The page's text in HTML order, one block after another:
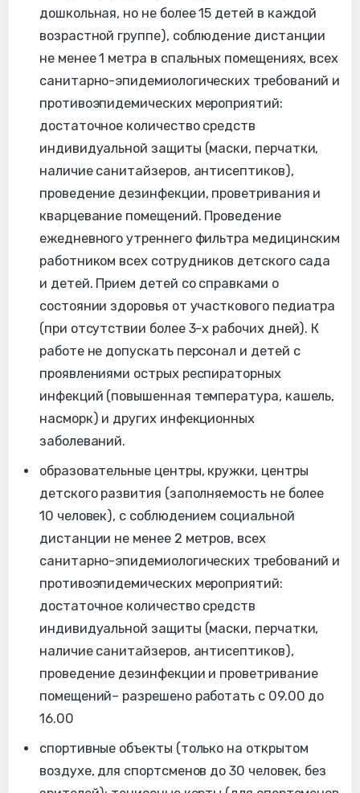
дошкольная, но не более 15 детей в каждой
возрастной группе), соблюдение дистанции
не менее 1 метра в спальных помещениях, всех
санитарно-эпидемиологических требований и
противоэпидемических мероприятий:
достаточное количество средств
индивидуальной защиты (маски, перчатки,
наличие санитайзеров, антисептиков),
проведение дезинфекции, проветривания и
кварцевание помещений. Проведение
ежедневного утреннего фильтра медицинским
работником всех сотрудников детского сада
и детей. Прием детей со справками о
состоянии здоровья от участкового педиатра
(при отсутствии более 3-х рабочих дней). К
работе не допускать персонал и детей с
проявлениями острых респираторных
инфекций (повышенная температура, кашель,
насморк) и других инфекционных
заболеваний.
образовательные центры, кружки, центры
детского развития (заполняемость не более
10 человек), с соблюдением социальной
дистанции не менее 2 метров, всех
санитарно-эпидемиологических требований и
противоэпидемических мероприятий:
достаточное количество средств
индивидуальной защиты (маски, перчатки,
наличие санитайзеров, антисептиков),
проведение дезинфекции и проветривание
помещений– разрешено работать с 09.00 до
16.00
спортивные объекты (только на открытом
воздухе, для спортсменов до 30 человек, без